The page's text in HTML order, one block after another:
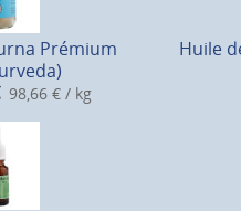
Prémium
98,66 € / kg
Huile